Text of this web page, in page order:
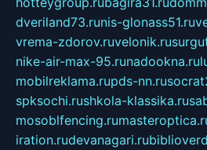
dveriland73.runis-glonass51.ru
vrema-zdorov.ruvelonik.ru
nike-air-max-95.runadookna.ru
mobilreklama.rupds-nn.ru
spksochi.rushkola-klassika.ru
mosoblfencing.ru
iration.rudevanagari.ru